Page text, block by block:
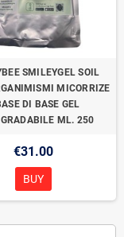
SMILEYGEL SOIL
MICORRIZE
DI BASE GEL
ML. 250
€31.00
BUY